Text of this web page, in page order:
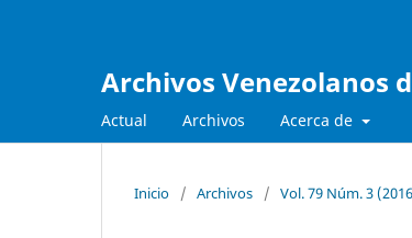
Archivos Venezolanos
Actual Archivos Acerca de
Inicio / Archivos / Vol. 79 Núm. 3